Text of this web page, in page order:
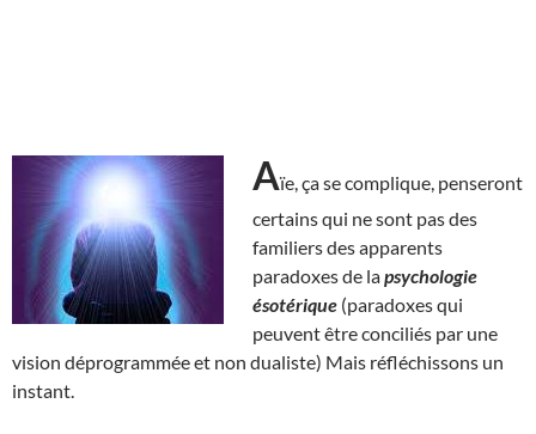
Aïe, ça se complique, penseront
certains qui ne sont pas des
familiers des apparents
paradoxes de lapsychologie
ésotérique (paradoxes qui
peuvent être conciliés par une
vision déprogrammée et non dualiste) Mais réfléchissons un
instant.